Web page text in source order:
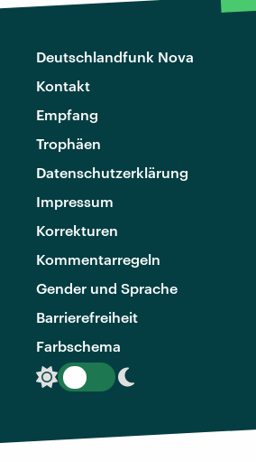
Deutschlandfunk Nova
Kontakt
Empfang
Trophäen
Datenschutzerklärung
Impressum
Korrekturen
Kommentarregeln
Gender und Sprache
Barrierefreiheit
Farbschema